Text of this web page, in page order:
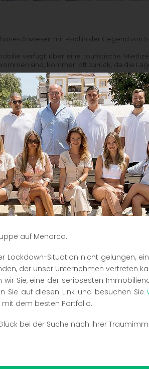
auf Menorca.
Lockdown-Situation nicht gelungen,
der unser Unternehmen vertreten
Sie, eine der seriösesten
Sie auf diesen Link und besuchen Sie
dem besten Portfolio.
bei der Suche nach Ihrer
Anwesen mit Pool in der Gegend von
verfügt über eine touristische
sind, kommen oft zurück, da die
10.800 Quadratmeter große Grundstück
Gebäude.
eines Neubaus besteht darin, dass er
wurde mit sehr hochwertigen
Küche ist ein wahres Wunder mit all den
Freunden zu verbringen.
auch aus einer Eingangshalle, einer voll
einem Esszimmer und einem
und eine Treppe führt zum
einer geräumigen Terrasse mit Blick auf die
Haus bietet mehrere Terrassen, ein
Die 2 Häuser sind komplett getrennt, um
befindet sich nur 10 Autominuten
15 Autominuten von Mahón, seinem
diese Unterkunft zu besuchen!
INFORMATIONEN